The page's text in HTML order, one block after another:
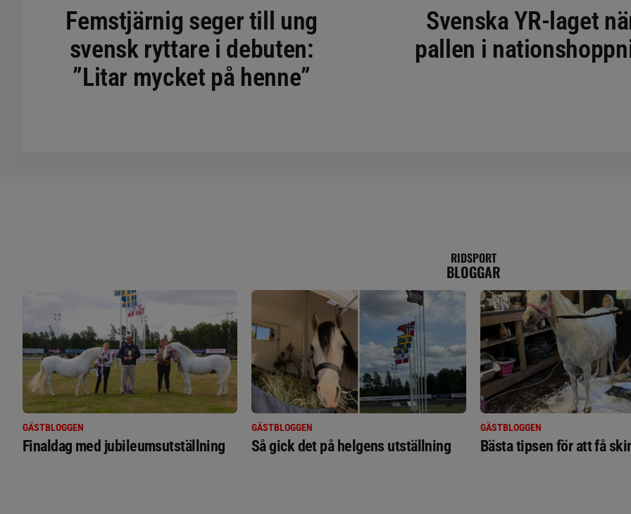
Femstjärnig seger till ung
svensk ryttare i debuten:
”Litar mycket på henne”
Svenska YR-laget
pallen i
RIDSPORT
BLOGGAR
GÄSTBLOGGEN
Finaldag med jubileumsutställning
GÄSTBLOGGEN
Så gick det på helgens utställning
GÄSTBLOGGEN
Bästa tipsen för att få